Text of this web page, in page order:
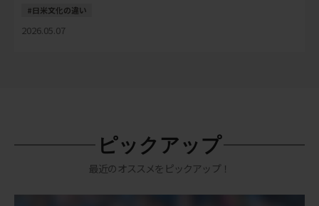
日米文化の違い
2026.05.07
ピックアップ
最近のオススメをピックアップ！